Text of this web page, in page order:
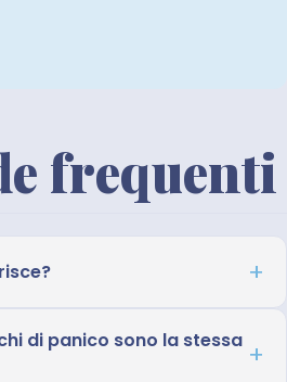
frequenti
di panico sono la stessa